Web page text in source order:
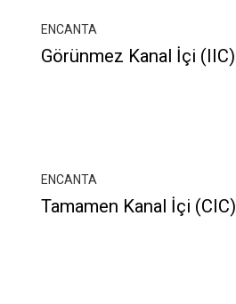
ENCANTA
Görünmez Kanal İçi (IIC)
ENCANTA
Tamamen Kanal İçi (CIC)